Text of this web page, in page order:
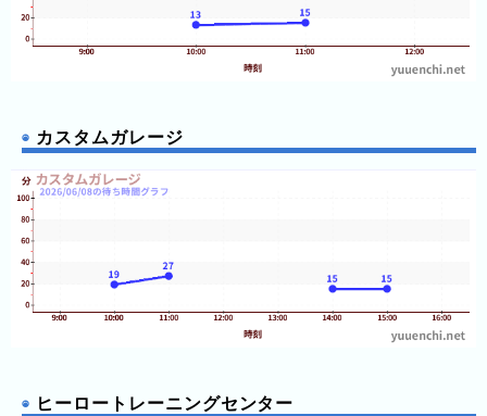
5
日
前
前
カスタムガレージ
ヒーロートレーニングセンター